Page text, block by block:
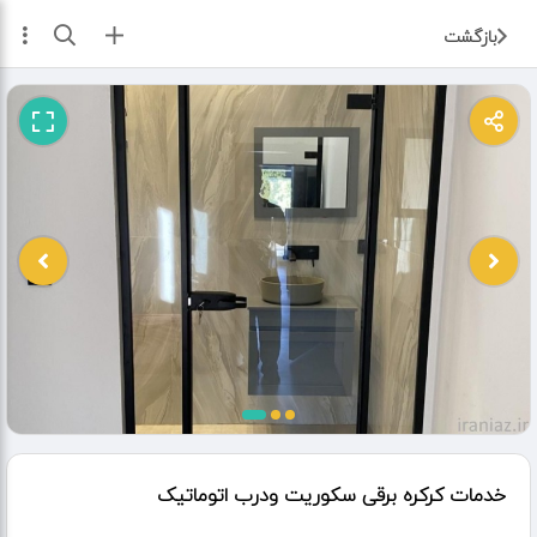
بازگشت ثبت آگهی
خدمات کرکره برقی سکوریت و‌درب اتوماتیک